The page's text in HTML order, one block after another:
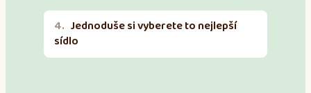
Jednoduše si vyberete to nejlepší
sídlo